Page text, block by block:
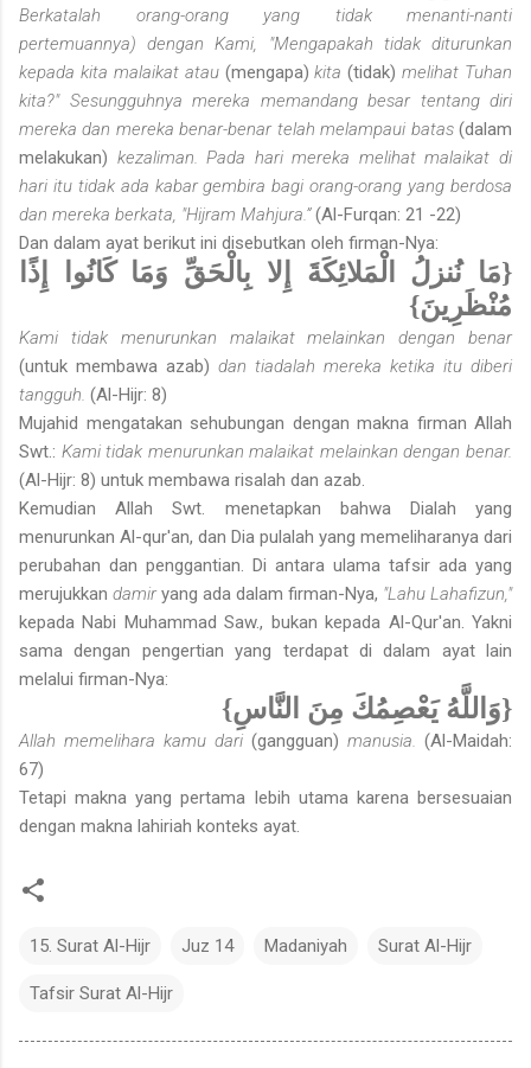
Berkatalah orang-orang yang tidak menanti-nanti
pertemuannya) dengan Kami, "Mengapakah tidak diturunkan
kepada kita malaikat atau (mengapa)kita(tidak)melihat Tuhan
kita?" Sesungguhnya mereka memandang besar tentang diri
mereka dan mereka benar-benar telah melampaui batas (dalam
melakukan) kezaliman. Pada hari mereka melihat malaikat di
hari itu tidak ada kabar gembira bagi orang-orang yang berdosa
dan mereka berkata, "Hijram Mahjura.”(Al-Furqan: 21 -22)
Dan dalam ayat berikut ini disebutkan oleh firman-Nya:
{مَا نُنزلُ الْمَلائِكَةَ إِلا بِالْحَقِّ وَمَا كَانُوا إِذًا
مُنْظَرِينَ}
Kami tidak menurunkan malaikat melainkan dengan benar
(untuk membawa azab) dan tiadalah mereka ketika itu diberi
tangguh. (Al-Hijr: 8)
Mujahid mengatakan sehubungan dengan makna firman Allah
Swt.: Kami tidak menurunkan malaikat melainkan dengan benar.
(Al-Hijr: 8) untuk membawa risalah dan azab.
Kemudian Allah Swt. menetapkan bahwa Dialah yang
menurunkan Al-qur'an, dan Dia pulalah yang memeliharanya dari
perubahan dan penggantian. Di antara ulama tafsir ada yang
merujukkan damiryang ada dalam firman-Nya, "Lahu Lahafizun,"
kepada Nabi Muhammad Saw., bukan kepada Al-Qur'an. Yakni
sama dengan pengertian yang terdapat di dalam ayat lain
melalui firman-Nya:
{وَاللَّهُ يَعْصِمُكَ مِنَ النَّاسِ}
Allah memelihara kamu dari (gangguan) manusia. (Al-Maidah:
67)
Tetapi makna yang pertama lebih utama karena bersesuaian
dengan makna lahiriah konteks ayat.
15. Surat Al-Hijr Juz 14 Madaniyah Surat Al-Hijr
Tafsir Surat Al-Hijr